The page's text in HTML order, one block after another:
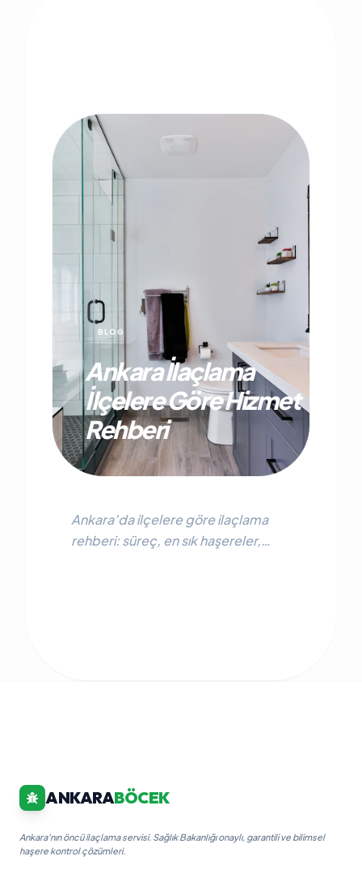
BLOG
Ankara İlaçlama
İlçelere Göre Hizmet
Rehberi
Ankara’da ilçelere göre ilaçlama
rehberi: süreç, en sık haşereler,
ANKARABÖCEK
Ankara'nın öncü ilaçlama servisi. Sağlık Bakanlığı onaylı, garantili ve bilimsel
haşere kontrol çözümleri.